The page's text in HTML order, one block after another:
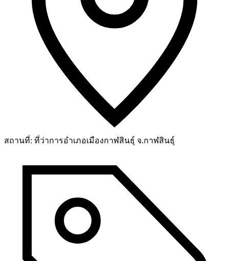
สถานที่: ที่ว่าการอำเภอเมืองกาฬสินธุ์ จ.กาฬสินธุ์